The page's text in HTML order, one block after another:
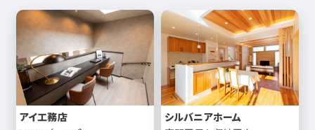
アイ工務店
シルバニアホーム